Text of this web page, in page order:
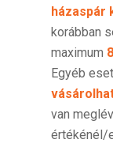
házaspár
korábban
maximum
Egyéb
van
értékénél/